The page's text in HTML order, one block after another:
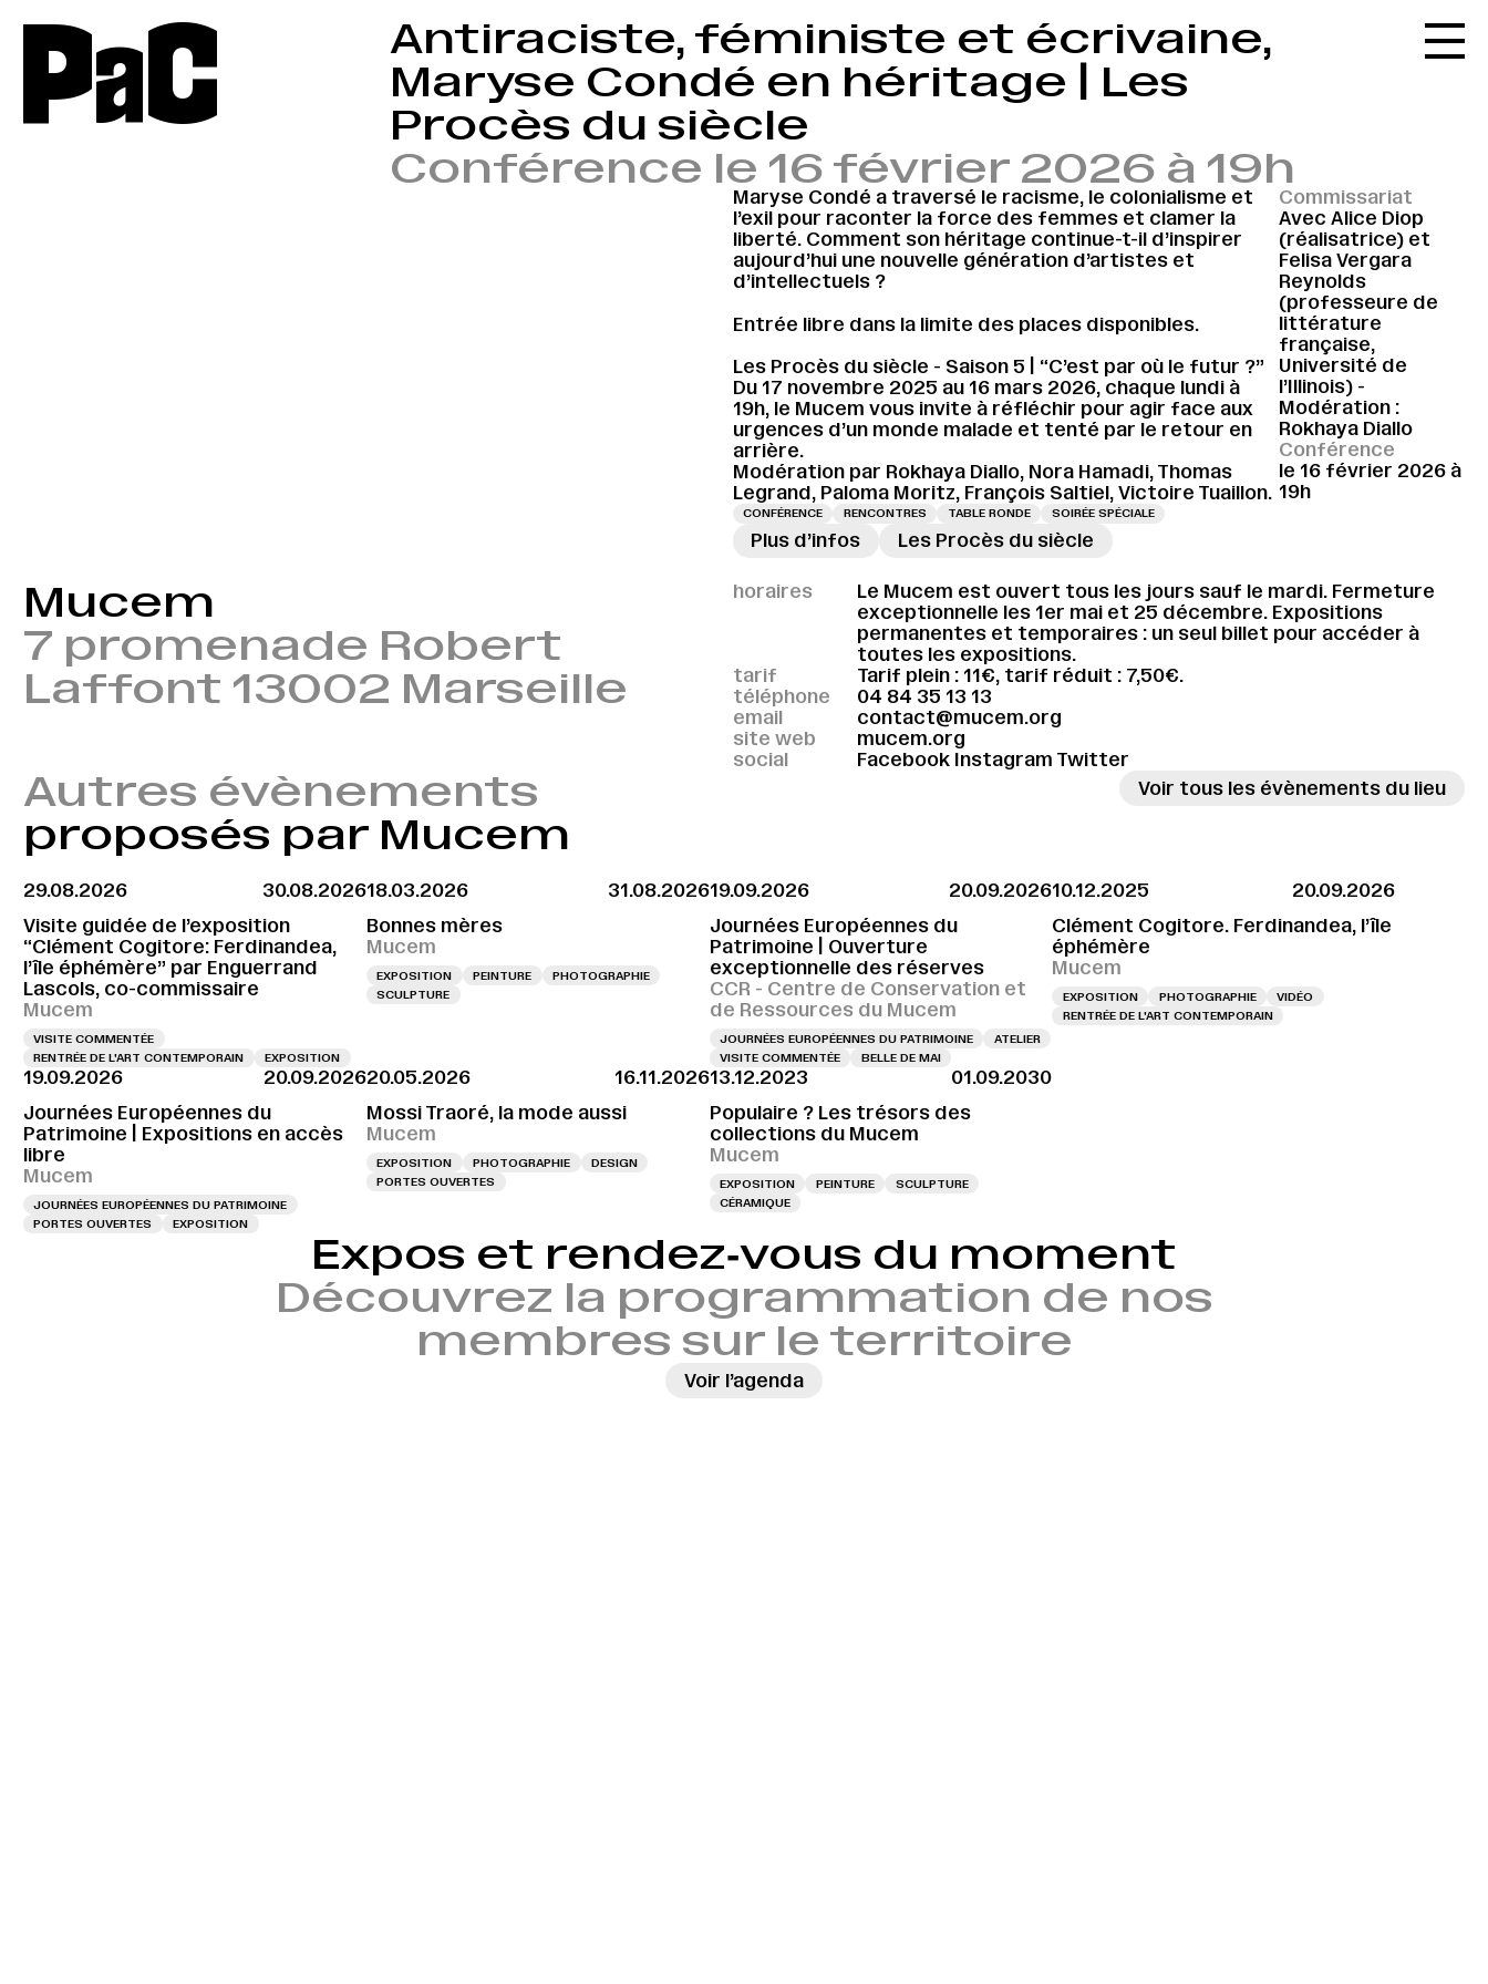
PaC
Accueil
La carte
Le festival
Le lieu
Les ressources
Le journal
Contact
Recherche
Antiraciste, féministe et écrivaine,
Maryse Condé en héritage | Les
Procès du siècle
Conférence le 16 février 2026 à 19h
Maryse Condé a traversé le racisme, le colonialisme et
l’exil pour raconter la force des femmes et clamer la
liberté. Comment son héritage continue-t-il d’inspirer
aujourd’hui une nouvelle génération d’artistes et
d’intellectuels ?
Entrée libre dans la limite des places disponibles.
Les Procès du siècle - Saison 5 | “C’est par où le futur ?”
Du 17 novembre 2025 au 16 mars 2026, chaque lundi à
19h, le Mucem vous invite à réfléchir pour agir face aux
urgences d’un monde malade et tenté par le retour en
arrière.
Modération par Rokhaya Diallo, Nora Hamadi, Thomas
Legrand, Paloma Moritz, François Saltiel, Victoire Tuaillon.
CONFÉRENCE RENCONTRES TABLE RONDE SOIRÉE SPÉCIALE
→
Plus d’infos Les Procès du siècle
Commissariat
Avec Alice Diop
(réalisatrice) et
Felisa Vergara
Reynolds
(professeure de
littérature
française,
Université de
l’Illinois) -
Modération :
Rokhaya Diallo
Conférence
le 16 février 2026 à
19h
Mucem
7 promenade Robert
Laffont 13002 Marseille
horaires
Le Mucem est ouvert tous les jours sauf le mardi. Fermeture
exceptionnelle les 1er mai et 25 décembre. Expositions
permanentes et temporaires : un seul billet pour accéder à
toutes les expositions.
tarif
Tarif plein : 11€, tarif réduit : 7,50€.
téléphone
04 84 35 13 13
email
contact@mucem.org
site web
mucem.org
social
Facebook Instagram Twitter
Autres évènements
proposés par Mucem
Voir tous les évènements du lieu
29.08.2026
30.08.2026
Visite guidée de l’exposition
“Clément Cogitore: Ferdinandea,
l’île éphémère” par Enguerrand
Lascols, co-commissaire
Mucem
VISITE COMMENTÉE
RENTRÉE DE L'ART CONTEMPORAIN
EXPOSITION
18.03.2026
31.08.2026
Bonnes mères
Mucem
EXPOSITION PEINTURE
PHOTOGRAPHIE
SCULPTURE
19.09.2026
20.09.2026
Journées Européennes du
Patrimoine | Ouverture
exceptionnelle des réserves
CCR - Centre de Conservation et
de Ressources du Mucem
JOURNÉES EUROPÉENNES DU PATRIMOINE
ATELIER
VISITE COMMENTÉE
BELLE DE MAI
10.12.2025
20.09.2026
Clément Cogitore. Ferdinandea, l’île
éphémère
Mucem
EXPOSITION PHOTOGRAPHIE
VIDÉO
RENTRÉE DE L'ART CONTEMPORAIN
19.09.2026
20.09.2026
Journées Européennes du
Patrimoine | Expositions en accès
libre
Mucem
JOURNÉES EUROPÉENNES DU PATRIMOINE
PORTES OUVERTES
EXPOSITION
20.05.2026
16.11.2026
Mossi Traoré, la mode aussi
Mucem
EXPOSITION PHOTOGRAPHIE
DESIGN
PORTES OUVERTES
13.12.2023
01.09.2030
Populaire ? Les trésors des
collections du Mucem
Mucem
EXPOSITION PEINTURE
SCULPTURE
CÉRAMIQUE
Expos et rendez‑vous du moment
Découvrez la programmation de nos
membres sur le territoire
Voir l’agenda